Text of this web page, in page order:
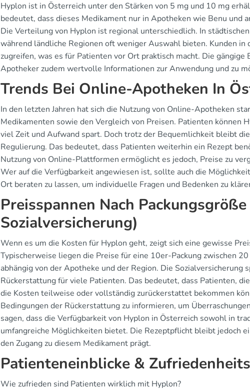
Hyplon ist in Österreich unter den Stärken von 5 mg und 10 mg
bedeutet, dass dieses Medikament nur in Apotheken wie Benu
Die Verteilung von Hyplon ist regional unterschiedlich. In
während ländliche Regionen oft weniger Auswahl bieten. Kunden in
zugreifen, was es für Patienten vor Ort praktisch macht. Die
Apotheker zudem wertvolle Informationen zur Anwendung und zu
Trends Bei Online-Apotheken In
In den letzten Jahren hat sich die Nutzung von Online-Apotheken
Medikamenten sowie den Vergleich von Preisen. Patienten können
viel Zeit und Aufwand spart. Doch trotz der Bequemlichkeit bleibt
Regulierung. Das bedeutet, dass Patienten weiterhin ein Rezept
Nutzung von Online-Plattformen ermöglicht es jedoch, Preise zu
Wer auf die Verfügbarkeit angewiesen ist, sollte auch die
Ort beraten zu lassen, um individuelle Fragen und Bedenken zu
Preisspannen Nach
Sozialversicherung)
Wenn es um die Kosten für Hyplon geht, zeigt sich eine gewisse
Typischerweise liegen die Preise für eine 10er-Packung zwischen
abhängig von der Apotheke und der Region. Die
Rückerstattung für viele Patienten. Das bedeutet, dass Patienten,
die Kosten teilweise oder vollständig zurückerstattet bekommen
Bedingungen der Rückerstattung zu informieren, um
sagen, dass die Verfügbarkeit von Hyplon in Österreich sowohl in
umfangreiche Möglichkeiten bietet. Die Rezeptpflicht bleibt jedoch
den Zugang zu diesem Medikament prägt.
Patienteneinblicke &
Wie zufrieden sind Patienten wirklich mit Hyplon?